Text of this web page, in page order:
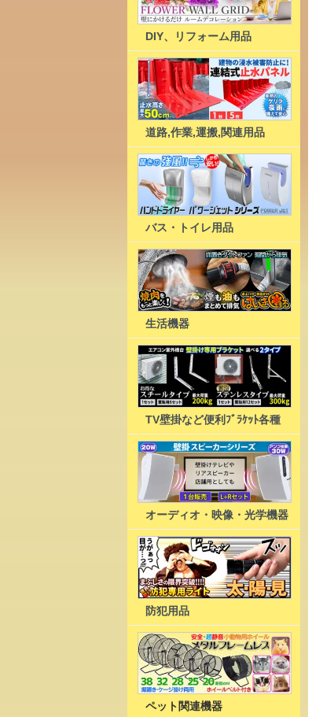
DIY、リフォーム用品
道路,作業,運搬,関連用品
バス・トイレ用品
生活機器
TV壁掛など便利ﾌﾞﾗｹｯﾄ各種
オーディオ・映像・光学機器
防犯用品
ペット関連機器